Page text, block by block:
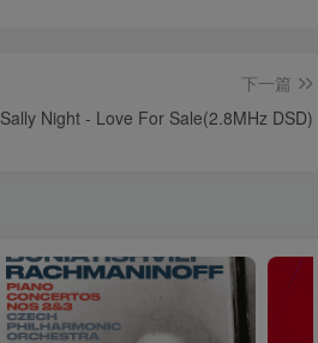
下一篇
Sally Night - Love For Sale(2.8MHz DSD)